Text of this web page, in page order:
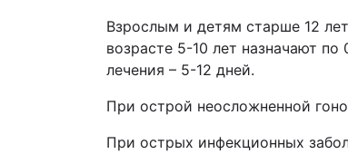
Взрослым и детям старше 12
возрасте 5-10 лет назначают
лечения – 5-12 дней.
При острой неосложненной
При острых инфекционных